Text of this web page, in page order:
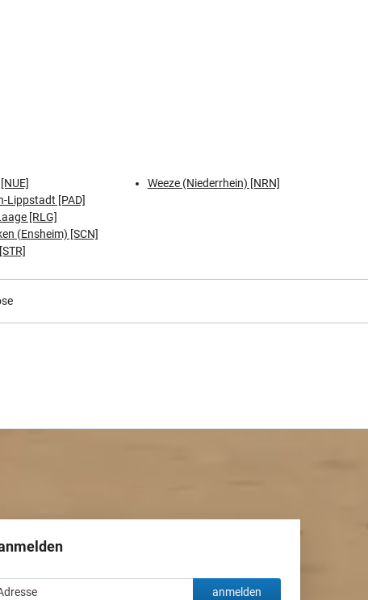
Lippstadt [PAD]
[RLG]
(Ensheim) [SCN]
Weeze (Niederrhein) [NRN]
anmelden